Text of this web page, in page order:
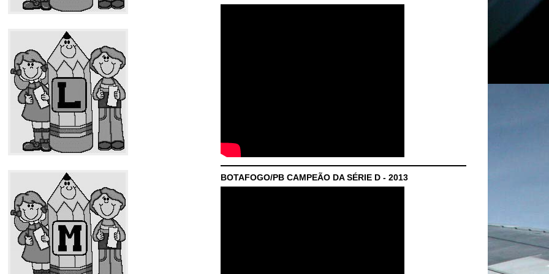
BOTAFOGO/PB CAMPEÃO DA SÉRIE D - 2013